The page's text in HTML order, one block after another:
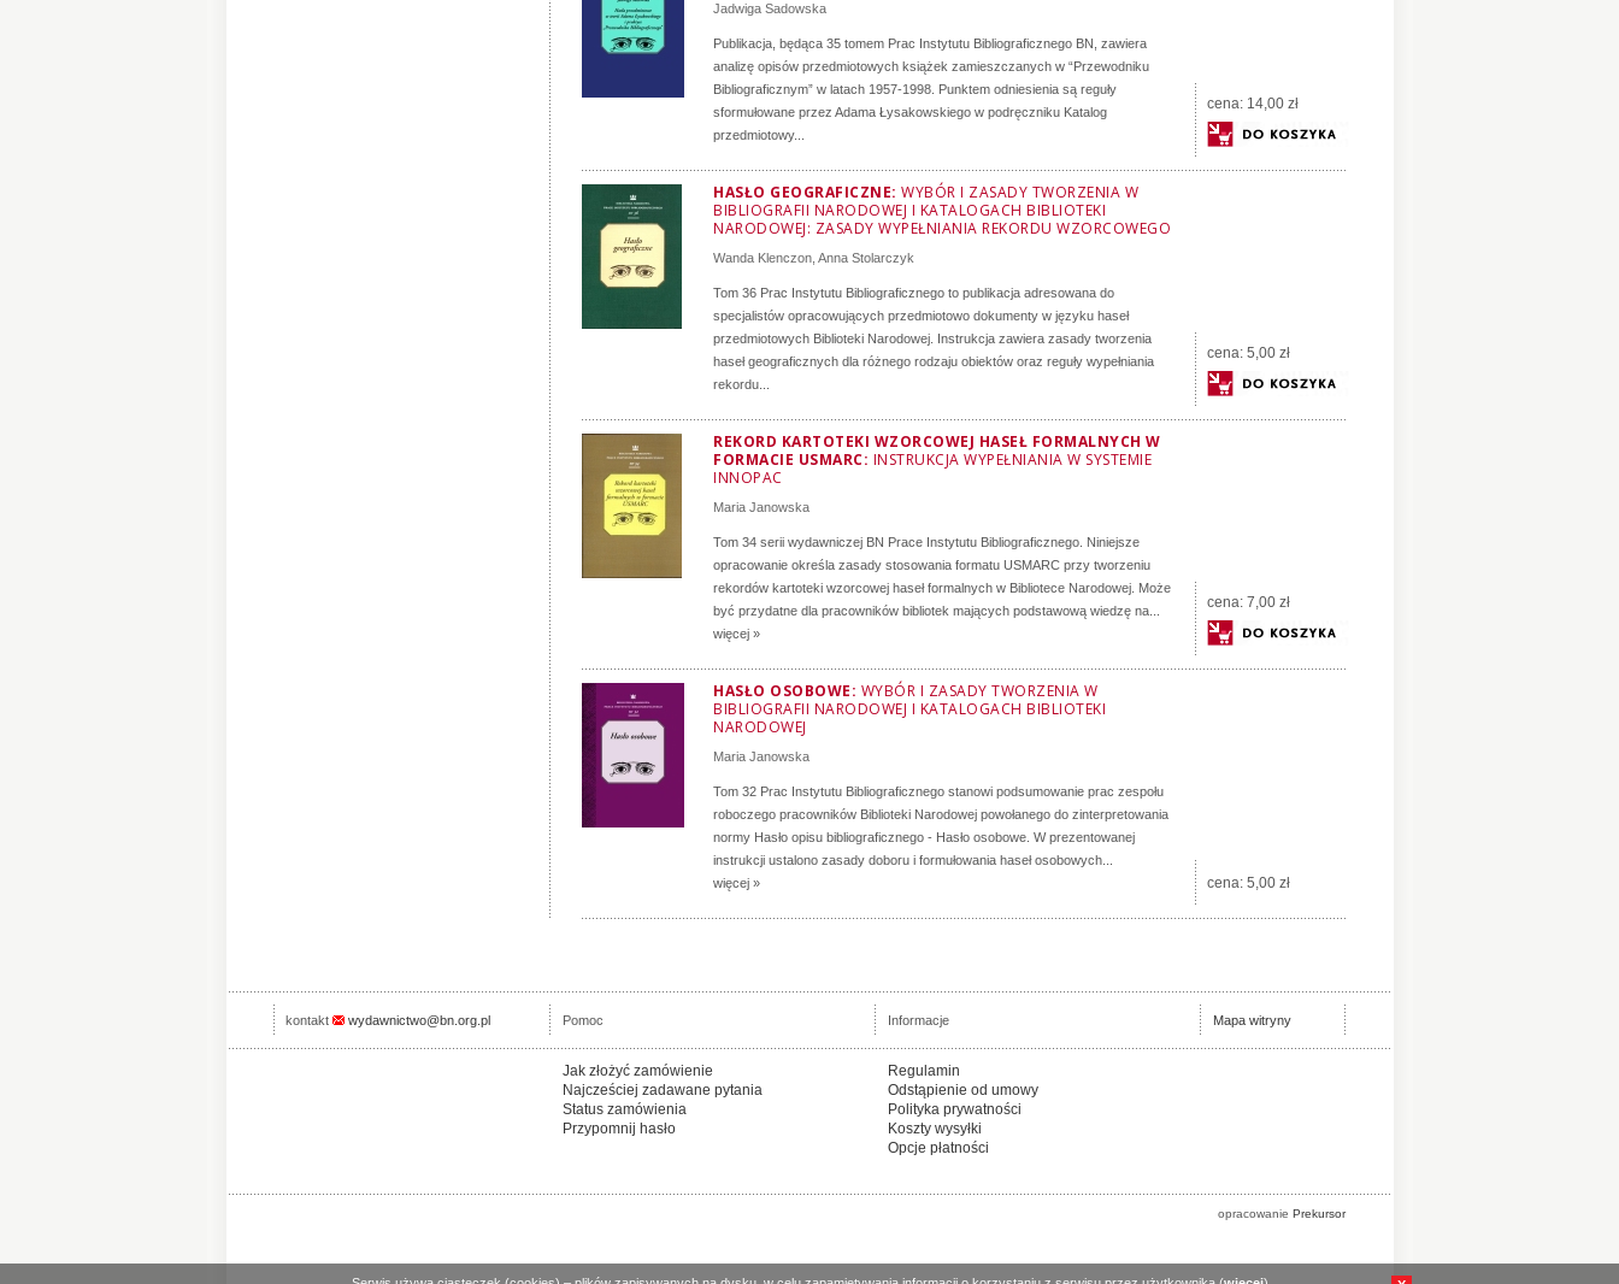
Jadwiga Sadowska
Publikacja, będąca 35 tomem Prac Instytutu Bibliograficznego BN, zawiera
analizę opisów przedmiotowych książek zamieszczanych w “Przewodniku
Bibliograficznym” w latach 1957-1998. Punktem odniesienia są reguły
sformułowane przez Adama Łysakowskiego w podręczniku Katalog
przedmiotowy...
cena: 14,00 zł
HASŁO GEOGRAFICZNE: WYBÓR I ZASADY TWORZENIA W
BIBLIOGRAFII NARODOWEJ I KATALOGACH BIBLIOTEKI
NARODOWEJ: ZASADY WYPEŁNIANIA REKORDU WZORCOWEGO
Wanda Klenczon Anna Stolarczyk
Tom 36 Prac Instytutu Bibliograficznego to publikacja adresowana do
specjalistów opracowujących przedmiotowo dokumenty w języku haseł
przedmiotowych Biblioteki Narodowej. Instrukcja zawiera zasady tworzenia
haseł geograficznych dla różnego rodzaju obiektów oraz reguły wypełniania
rekordu...
cena: 5,00 zł
REKORD KARTOTEKI WZORCOWEJ HASEŁ FORMALNYCH W
FORMACIE USMARC: INSTRUKCJA WYPEŁNIANIA W SYSTEMIE
INNOPAC
Maria Janowska
Tom 34 serii wydawniczej BN Prace Instytutu Bibliograficznego. Niniejsze
opracowanie określa zasady stosowania formatu USMARC przy tworzeniu
rekordów kartoteki wzorcowej haseł formalnych w Bibliotece Narodowej. Może
być przydatne dla pracowników bibliotek mających podstawową wiedzę na...
więcej »
cena: 7,00 zł
HASŁO OSOBOWE: WYBÓR I ZASADY TWORZENIA W
BIBLIOGRAFII NARODOWEJ I KATALOGACH BIBLIOTEKI
NARODOWEJ
Maria Janowska
Tom 32 Prac Instytutu Bibliograficznego stanowi podsumowanie prac zespołu
roboczego pracowników Biblioteki Narodowej powołanego do zinterpretowania
normy Hasło opisu bibliograficznego - Hasło osobowe. W prezentowanej
instrukcji ustalono zasady doboru i formułowania haseł osobowych...
więcej »
cena: 5,00 zł
kontakt wydawnictwo@bn.org.pl Pomoc Informacje Mapa witryny
Jak złożyć zamówienie
Najcześciej zadawane pytania
Status zamówienia
Przypomnij hasło
Regulamin
Odstąpienie od umowy
Polityka prywatności
Koszty wysyłki
Opcje płatności
opracowanie Prekursor